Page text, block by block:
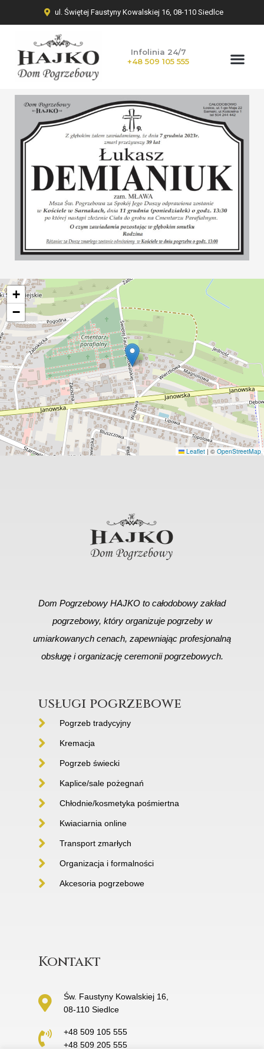
ul. Świętej Faustyny Kowalskiej 16, 08-110 Siedlce
Infolinia 24/7
+48 509 105 555
+
−
Leaflet | © OpenStreetMap
Dom Pogrzebowy HAJKO to całodobowy zakład
pogrzebowy, który organizuje pogrzeby w
umiarkowanych cenach, zapewniając profesjonalną
obsługę i organizację ceremonii pogrzebowych.
usługi pogrzebowe
Pogrzeb tradycyjny
Kremacja
Pogrzeb świecki
Kaplice/sale pożegnań
Chłodnie/kosmetyka pośmiertna
Kwiaciarnia online
Transport zmarłych
Organizacja i formalności
Akcesoria pogrzebowe
Kontakt
Św. Faustyny Kowalskiej 16,
08-110 Siedlce
+48 509 105 555
+48 509 205 555